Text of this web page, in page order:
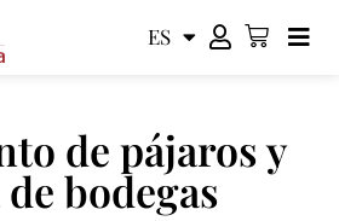
ES
EN
de pájaros y
bodegas